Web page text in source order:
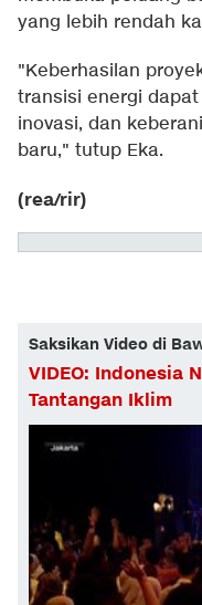
yang lebih rendah
"Keberhasilan
transisi energi
inovasi, dan
baru," tutup Eka.
(rea/rir)
Saksikan Video di
VIDEO: Indonesia
Tantangan Iklim